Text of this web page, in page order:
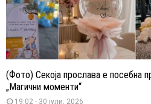
(Фото) Секоја прослава е посебна
„Магични моменти“
19:02 - 30 јули, 2026